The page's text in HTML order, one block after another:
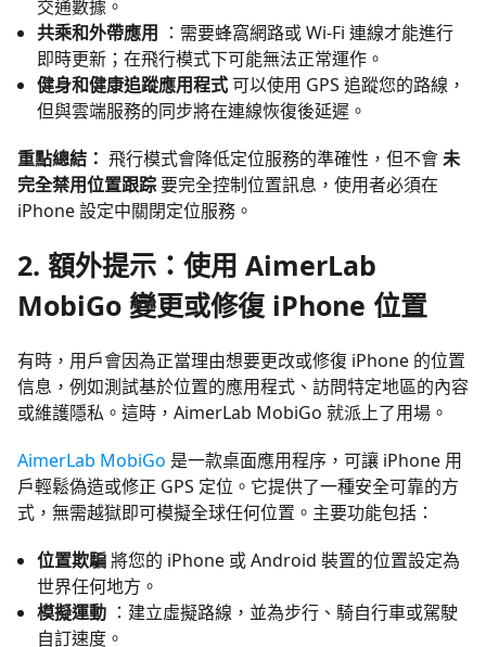
交通數據。
共乘和外帶應用 ：需要蜂窩網路或 Wi-Fi 連線才能進行
即時更新；在飛行模式下可能無法正常運作。
健身和健康追蹤應用程式可以使用 GPS 追蹤您的路線，
但與雲端服務的同步將在連線恢復後延遲。
重點總結： 飛行模式會降低定位服務的準確性，但不會未
完全禁用位置跟踪要完全控制位置訊息，使用者必須在
iPhone 設定中關閉定位服務。
2. 額外提示：使用 AimerLab
MobiGo 變更或修復 iPhone 位置
有時，用戶會因為正當理由想要更改或修復 iPhone 的位置
信息，例如測試基於位置的應用程式、訪問特定地區的內容
或維護隱私。這時，AimerLab MobiGo 就派上了用場。
AimerLab MobiGo 是一款桌面應用程序，可讓 iPhone 用
戶輕鬆偽造或修正 GPS 定位。它提供了一種安全可靠的方
式，無需越獄即可模擬全球任何位置。主要功能包括：
位置欺騙將您的 iPhone 或 Android 裝置的位置設定為
世界任何地方。
模擬運動 ：建立虛擬路線，並為步行、騎自行車或駕駛
自訂速度。